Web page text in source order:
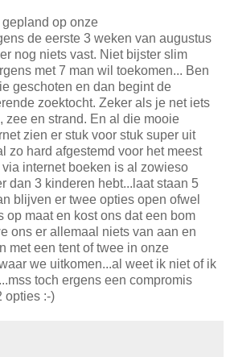
op onze
de eerste 3 weken van augustus
nog niets vast. Niet bijster slim
met 7 man wil toekomen... Ben
geschoten en dan begint de
zoektocht. Zeker als je net iets
zee en strand. En al die mooie
zien er stuk voor stuk super uit
zo hard afgestemd voor het meest
internet boeken is al zowieso
dan 3 kinderen hebt...laat staan 5
blijven er twee opties open ofwel
op maat en kost ons dat een bom
ons er allemaal niets van aan en
met een tent of twee in onze
we uitkomen...al weet ik niet of ik
toch ergens een compromis
opties :-)